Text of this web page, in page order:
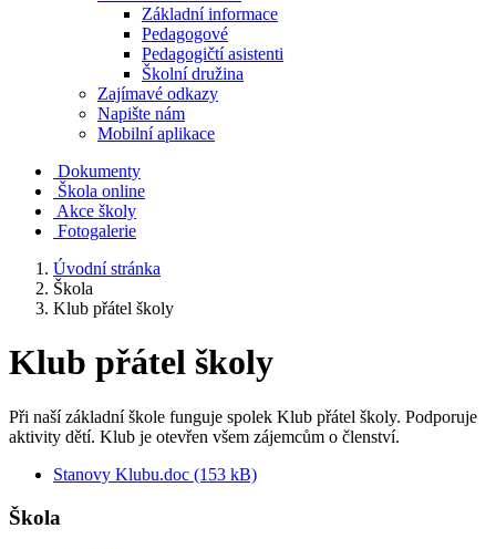
Základní informace
Pedagogové
Pedagogičtí asistenti
Školní družina
Zajímavé odkazy
Napište nám
Mobilní aplikace
Dokumenty
Škola online
Akce školy
Fotogalerie
Úvodní stránka
Škola
Klub přátel školy
Klub přátel školy
Při naší základní škole funguje spolek Klub přátel školy. Podporuje
aktivity dětí. Klub je otevřen všem zájemcům o členství.
Stanovy Klubu.doc (153 kB)
Škola